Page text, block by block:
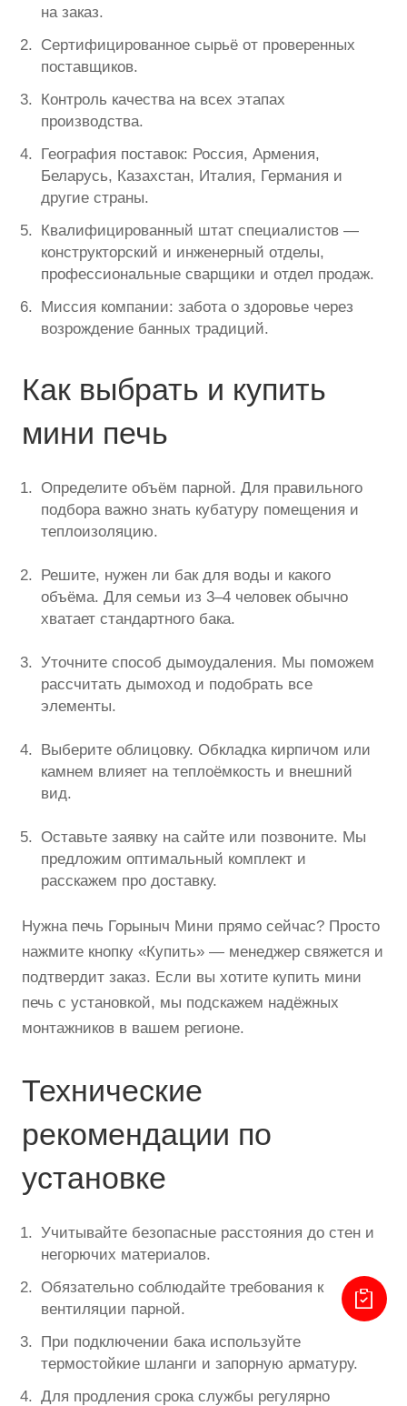
на заказ.
Сертифицированное сырьё от проверенных
поставщиков.
Контроль качества на всех этапах
производства.
География поставок: Россия, Армения,
Беларусь, Казахстан, Италия, Германия и
другие страны.
Квалифицированный штат специалистов —
конструкторский и инженерный отделы,
профессиональные сварщики и отдел продаж.
Миссия компании: забота о здоровье через
возрождение банных традиций.
Как выбрать и купить
мини печь
Определите объём парной. Для правильного
подбора важно знать кубатуру помещения и
теплоизоляцию.
Решите, нужен ли бак для воды и какого
объёма. Для семьи из 3–4 человек обычно
хватает стандартного бака.
Уточните способ дымоудаления. Мы поможем
рассчитать дымоход и подобрать все
элементы.
Выберите облицовку. Обкладка кирпичом или
камнем влияет на теплоёмкость и внешний
вид.
Оставьте заявку на сайте или позвоните. Мы
предложим оптимальный комплект и
расскажем про доставку.
Нужна печь Горыныч Мини прямо сейчас? Просто
нажмите кнопку «Купить» — менеджер свяжется и
подтвердит заказ. Если вы хотите купить мини
печь с установкой, мы подскажем надёжных
монтажников в вашем регионе.
Технические
рекомендации по
установке
Учитывайте безопасные расстояния до стен и
негорючих материалов.
Обязательно соблюдайте требования к
вентиляции парной.
При подключении бака используйте
термостойкие шланги и запорную арматуру.
Для продления срока службы регулярно